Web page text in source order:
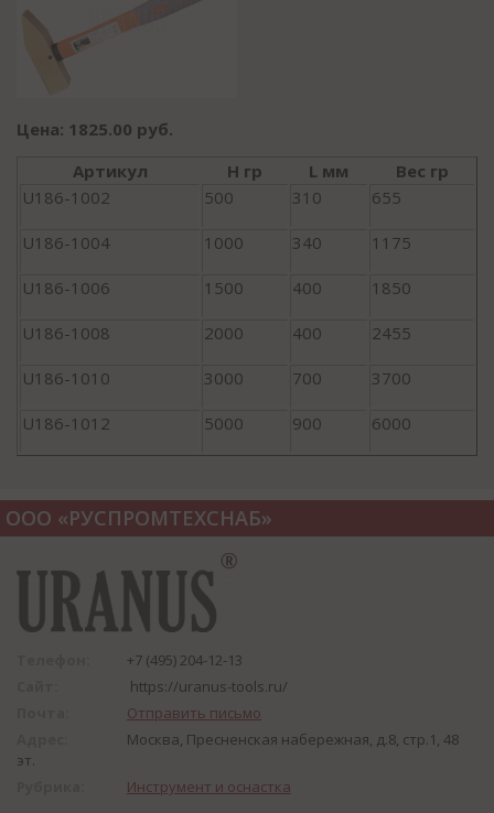
Цена: 1825.00 руб.
Артикул
H гр L мм
Вес гр
U186-1002
500 310 655
U186-1004 1000 340 1175
U186-1006 1500 400 1850
U186-1008 2000 400 2455
U186-1010 3000 700 3700
U186-1012 5000 900 6000
ООО «РУСПРОМТЕХСНАБ»
+7 (495) 204-12-13
https://uranus-tools.ru/
Отправить письмо
Москва, Пресненская набережная, д.8, стр.1, 48
эт.
Инструмент и оснастка